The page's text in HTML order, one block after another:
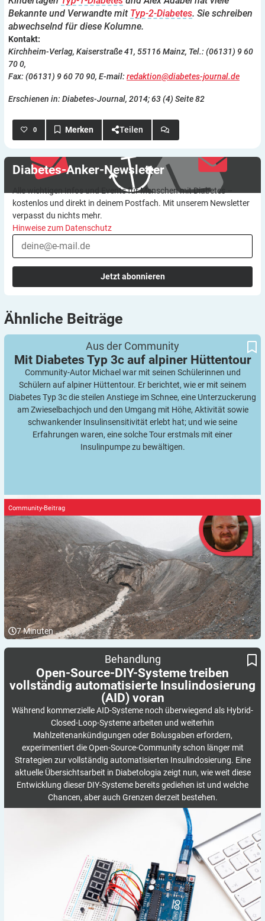
Bekannte und Verwandte mit Typ-2-Diabetes. Sie schreiben
abwechselnd für diese Kolumne.
Kontakt:
Kirchheim-Verlag, Kaiserstraße 41, 55116 Mainz, Tel.: (06131) 9 60
70 0,
Fax: (06131) 9 60 70 90, E-mail: redaktion@diabetes-journal.de
Erschienen in: Diabetes-Journal, 2014; 63 (4) Seite 82
0 Teilen
Diabetes-Anker-Newsletter
Alle wichtigen Infos und Events für Menschen mit Diabetes –
kostenlos und direkt in deinem Postfach. Mit unserem Newsletter
verpasst du nichts mehr.
Hinweise zum Datenschutz
Jetzt abonnieren
Ähnliche Beiträge
Aus der Community
Mit Diabetes Typ 3c auf alpiner Hüttentour
Community-Autor Michael war mit seinen Schülerinnen und
Schülern auf alpiner Hüttentour. Er berichtet, wie er mit seinem
Diabetes Typ 3c die steilen Anstiege im Schnee, eine Unterzuckerung
am Zwieselbachjoch und den Umgang mit Höhe, Aktivität sowie
schwankender Insulinsensitivität erlebt hat; und wie seine
Erfahrungen waren, eine solche Tour erstmals mit einer
Insulinpumpe zu bewältigen.
7Minuten
Community-Beitrag
Open-Source-DIY-Systeme treiben vollständig automatisierte
Insulindosierung (AID) voran
Behandlung
Open-Source-DIY-Systeme treiben
vollständig automatisierte Insulindosierung
(AID) voran
Während kommerzielle AID-Systeme noch überwiegend als Hybrid-
Closed-Loop-Systeme arbeiten und weiterhin
Mahlzeitenankündigungen oder Bolusgaben erfordern,
experimentiert die Open-Source-Community schon länger mit
Strategien zur vollständig automatisierten Insulindosierung. Eine
aktuelle Übersichtsarbeit in Diabetologia zeigt nun, wie weit diese
Entwicklung dieser DIY-Systeme bereits gediehen ist und welche
Chancen, aber auch Grenzen derzeit bestehen.